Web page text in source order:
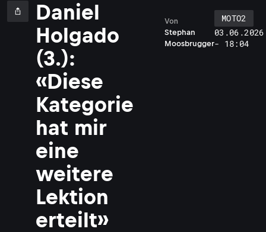
Daniel
Holgado
(3.):
«Diese
Kategorie
hat mir
eine
weitere
Lektion
erteilt»
Stephan
Moosbrugger
Von
MOTO2
03.06.2026
- 18:04